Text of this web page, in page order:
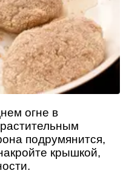
огне в
подрумянится,
крышкой,